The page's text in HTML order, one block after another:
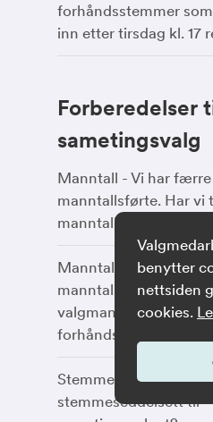
forhåndsstemmer
inn etter tirsdag kl. 17
Forberedelser
sametingsvalg
Manntall - Vi har
manntallsførte. Har vi
manntallet?
Manntall - Vi har ingen
manntallsførte i
valgmanntall. Må vi
forhåndsstemmer?
Stemmesedler - Hvor
stemmeseddelsett til
benytter
nettsiden
cookies.